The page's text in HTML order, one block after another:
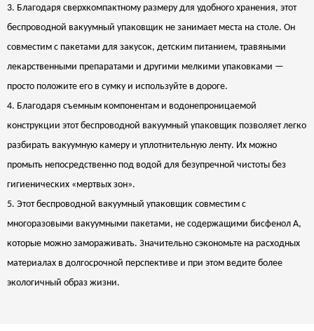
3. Благодаря сверхкомпактному размеру для удобного хранения, этот
беспроводной вакуумный упаковщик не занимает места на столе. Он
совместим с пакетами для закусок, детским питанием, травяными
лекарственными препаратами и другими мелкими упаковками —
просто положите его в сумку и используйте в дороге.
4. Благодаря съемным компонентам и водонепроницаемой
конструкции этот беспроводной вакуумный упаковщик позволяет легко
разбирать вакуумную камеру и уплотнительную ленту. Их можно
промыть непосредственно под водой для безупречной чистоты без
гигиенических «мертвых зон».
5. Этот беспроводной вакуумный упаковщик совместим с
многоразовыми вакуумными пакетами, не содержащими бисфенол А,
которые можно замораживать. Значительно сэкономьте на расходных
материалах в долгосрочной перспективе и при этом ведите более
экологичный образ жизни.